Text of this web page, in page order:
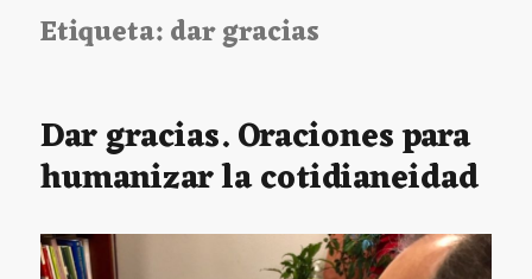
Etiqueta:dar gracias
Dar gracias. Oraciones para
humanizar la cotidianeidad